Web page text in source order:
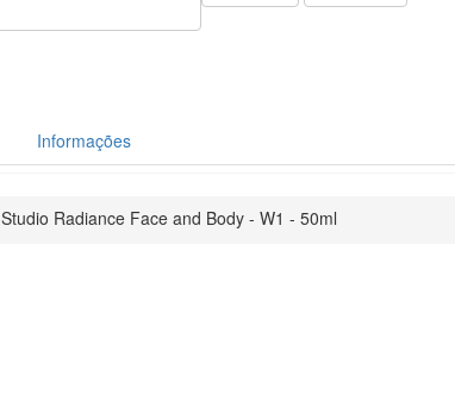
Informações
Studio Radiance Face and Body - W1 - 50ml